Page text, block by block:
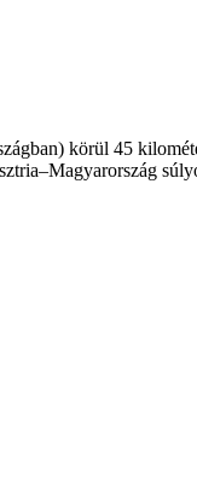
körül 45